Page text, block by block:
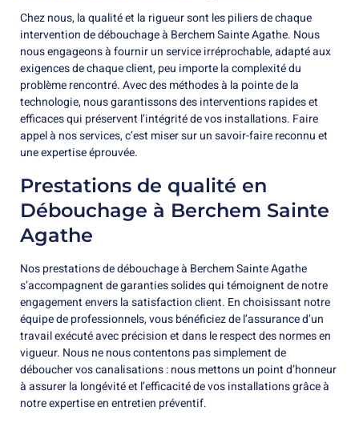
Chez nous, la qualité et la rigueur sont les piliers de chaque
intervention de débouchage à Berchem Sainte Agathe. Nous
nous engageons à fournir un service irréprochable, adapté aux
exigences de chaque client, peu importe la complexité du
problème rencontré. Avec des méthodes à la pointe de la
technologie, nous garantissons des interventions rapides et
efficaces qui préservent l’intégrité de vos installations. Faire
appel à nos services, c’est miser sur un savoir-faire reconnu et
une expertise éprouvée.
Prestations de qualité en
Débouchage à Berchem Sainte
Agathe
Nos prestations de débouchage à Berchem Sainte Agathe
s’accompagnent de garanties solides qui témoignent de notre
engagement envers la satisfaction client. En choisissant notre
équipe de professionnels, vous bénéficiez de l’assurance d’un
travail exécuté avec précision et dans le respect des normes en
vigueur. Nous ne nous contentons pas simplement de
déboucher vos canalisations : nous mettons un point d’honneur
à assurer la longévité et l’efficacité de vos installations grâce à
notre expertise en entretien préventif.